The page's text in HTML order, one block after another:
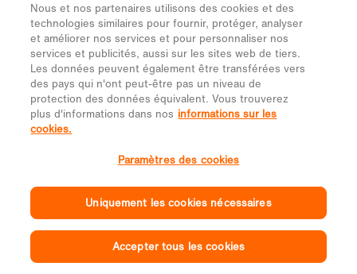
Nous et nos partenaires utilisons des cookies et des
technologies similaires pour fournir, protéger, analyser
et améliorer nos services et pour personnaliser nos
services et publicités, aussi sur les sites web de tiers.
Les données peuvent également être transférées vers
des pays qui n'ont peut-être pas un niveau de
protection des données équivalent. Vous trouverez
plus d'informations dans nos informations sur les
cookies.
Paramètres des cookies
Uniquement les cookies nécessaires
Accepter tous les cookies